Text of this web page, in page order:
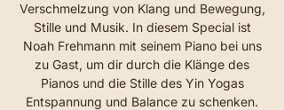
Verschmelzung von Klang und Bewegung,
Stille und Musik. In diesem Special ist
Noah Frehmann mit seinem Piano bei uns
zu Gast, um dir durch die Klänge des
Pianos und die Stille des Yin Yogas
Entspannung und Balance zu schenken.